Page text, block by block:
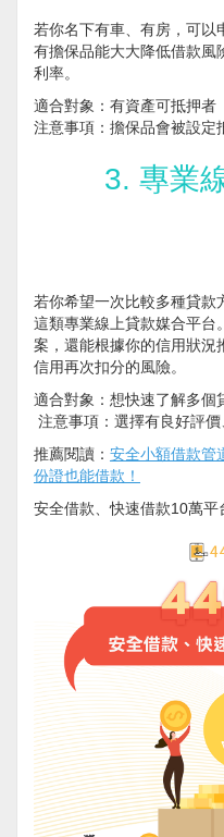
若你名下有車、有房，可以
有擔保品能大大降低借款風
利率。
適合對象：有資產可抵押者
注意事項：擔保品會被設定
3. 專業
若你希望一次比較多種貸款
這類專業線上貸款媒合平台
案，還能根據你的信用狀況
信用再次扣分的風險。
適合對象：想快速了解多個
注意事項：選擇有良好評
推薦閱讀： 安全小額借款管
份證也能借款！
安全借款、快速借款10萬